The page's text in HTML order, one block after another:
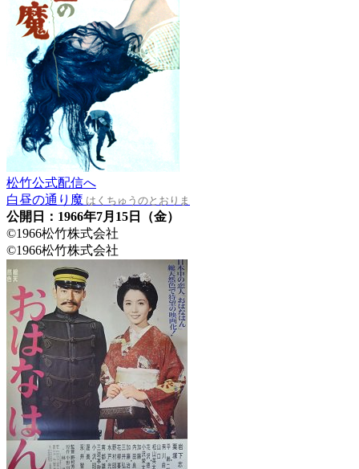
松竹公式配信へ
白昼の通り魔 はくちゅうのとおりま
公開日：1966年7月15日（金）
©1966松竹株式会社
©1966松竹株式会社